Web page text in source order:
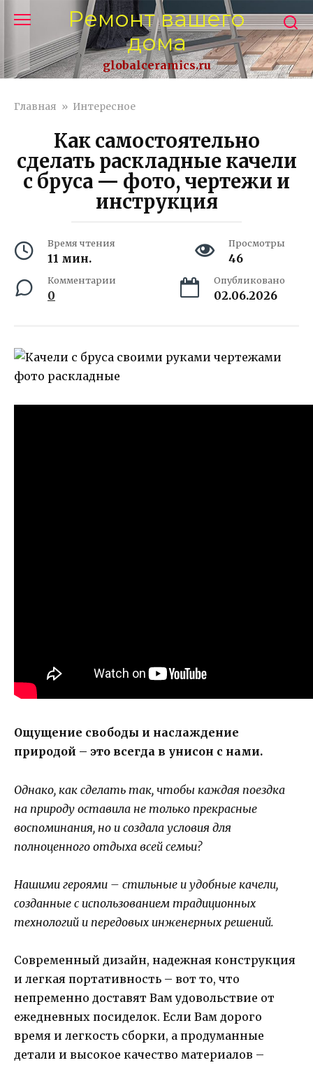
контенту
Ремонт вашего
дома
globalceramics.ru
Главная » Интересное
Как самостоятельно
сделать раскладные качели
с бруса — фото, чертежи и
инструкция
Время чтения
11 мин.
Просмотры
46
Комментарии
0
Опубликовано
02.06.2026
Ощущение свободы и наслаждение
природой – это всегда в унисон с нами.
Однако, как сделать так, чтобы каждая поездка
на природу оставила не только прекрасные
воспоминания, но и создала условия для
полноценного отдыха всей семьи?
Нашими героями – стильные и удобные качели,
созданные с использованием традиционных
технологий и передовых инженерных решений.
Современный дизайн, надежная конструкция
и легкая портативность – вот то, что
непременно доставят Вам удовольствие от
ежедневных посиделок. Если Вам дорого
время и легкость сборки, а продуманные
детали и высокое качество материалов –